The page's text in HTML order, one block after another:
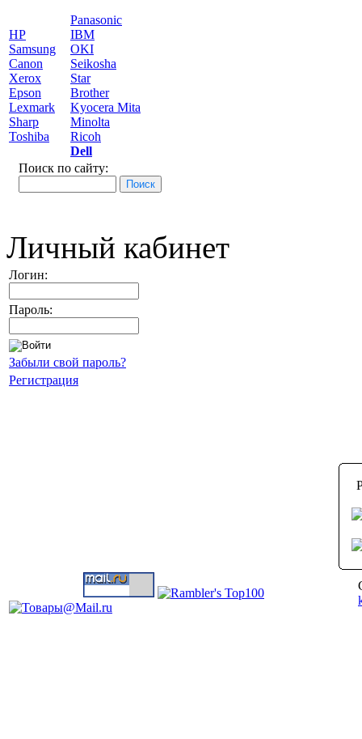
HP
Samsung
Canon
Xerox
Epson
Lexmark
Sharp
Toshiba
Panasonic
IBM
OKI
Seikosha
Star
Brother
Kyocera Mita
Minolta
Ricoh
Dell
Поиск по сайту:
Личный кабинет
Логин:
Пароль:
Забыли свой пароль?
Регистрация